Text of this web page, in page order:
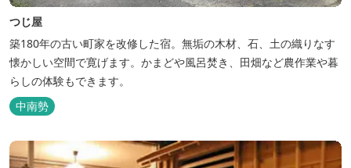
つじ屋
築180年の古い町家を改修した宿。無垢の木材、石、土の織りなす
懐かしい空間で寛げます。かまどや風呂焚き、田畑など農作業や暮
らしの体験もできます。
中南勢